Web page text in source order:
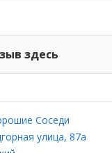
здесь
Соседи
улица, 87а